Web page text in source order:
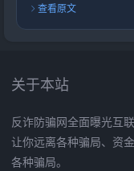
查看原文
关于本站
反诈防骗网全面曝光互
让你远离各种骗局、资
各种骗局。